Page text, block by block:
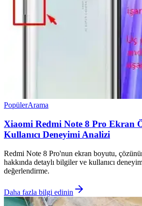
PopülerArama
Xiaomi Redmi Note 8 Pro Ekran
Kullanıcı Deneyimi Analizi
Redmi Note 8 Pro'nun ekran boyutu,
hakkında detaylı bilgiler ve kullanıcı
değerlendirme.
Daha fazla bilgi edinin